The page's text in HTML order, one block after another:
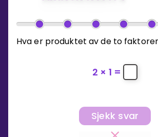
Hva er produktet av de to
2 × 1 =
Sjekk svar